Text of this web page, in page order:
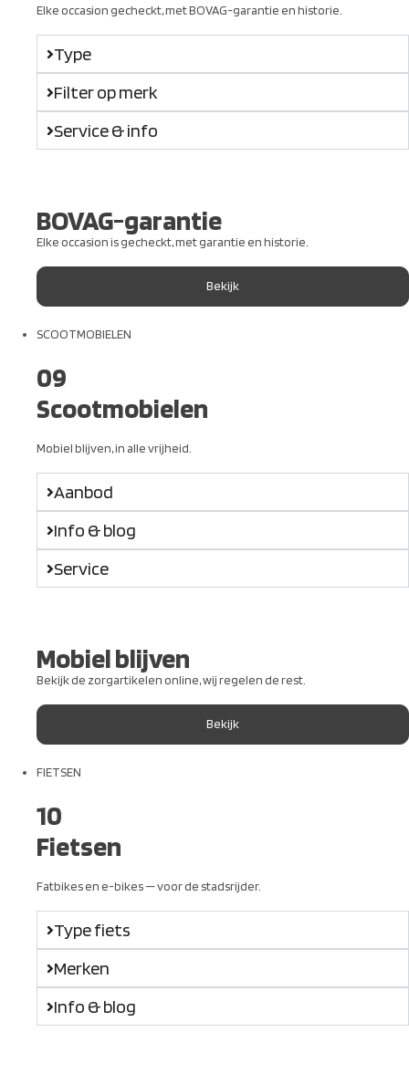
Elke occasion gecheckt, met BOVAG-garantie en historie.
Type
Filter op merk
Service & info
BOVAG-garantie
Elke occasion is gecheckt, met garantie en historie.
Bekijk
SCOOTMOBIELEN
09
Scootmobielen
Mobiel blijven, in alle vrijheid.
Aanbod
Info & blog
Service
Mobiel blijven
Bekijk de zorgartikelen online, wij regelen de rest.
Bekijk
FIETSEN
10
Fietsen
Fatbikes en e-bikes — voor de stadsrijder.
Type fiets
Merken
Info & blog